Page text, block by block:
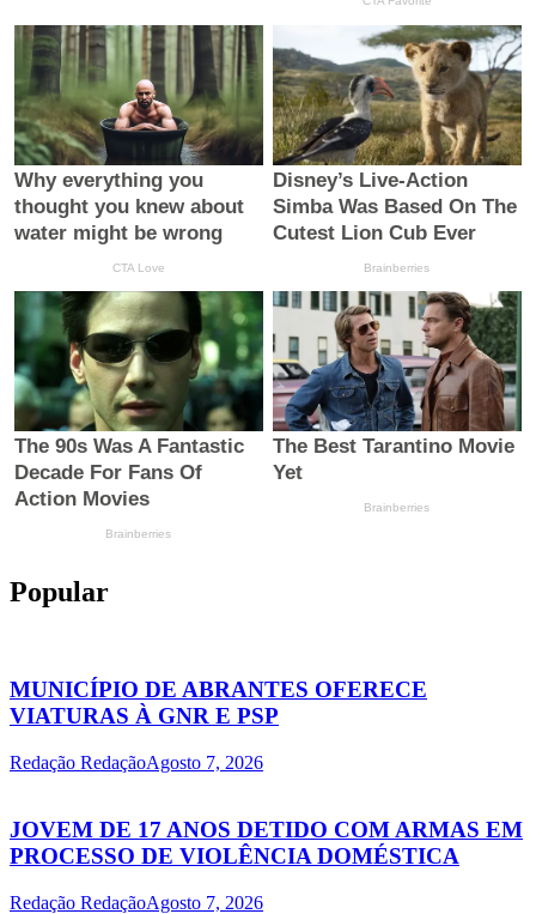
Popular
MUNICÍPIO DE ABRANTES OFERECE
VIATURAS À GNR E PSP
Redação RedaçãoAgosto 7, 2026
JOVEM DE 17 ANOS DETIDO COM ARMAS EM
PROCESSO DE VIOLÊNCIA DOMÉSTICA
Redação RedaçãoAgosto 7, 2026